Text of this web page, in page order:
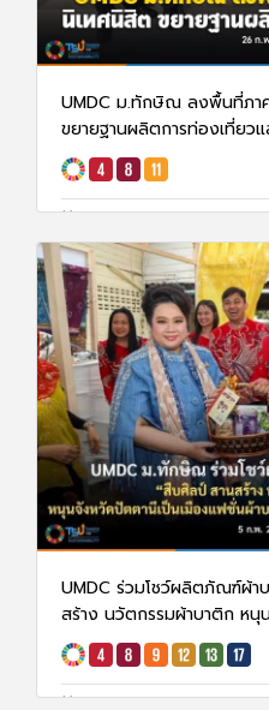
UMDC ม.ทักษิณ ลงพื้นที่ภา
ขยายฐานผลิตการท่องเที่ยวแ
UMDC ร่วมโชว์ผลิตภัณฑ์ผ้า
สร้าง นวัตกรรมผ้าบาติก หนุ